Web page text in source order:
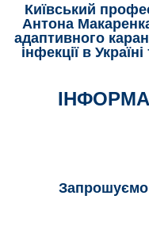
Київський
Антона
адаптивного
інфекції в
Запрошуємо